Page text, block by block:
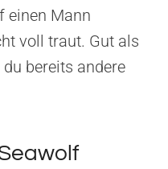
einen Mann
voll traut. Gut als
bereits andere